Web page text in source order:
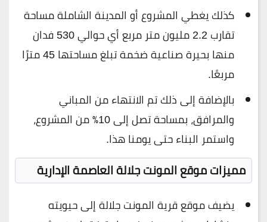
كذلك يغطي المشروع أو المدينة الشاملة مساحة
تقارب 2.2 مليون متر مربع أي حوالي 530 فدان
منها بحيرة صناعية ضخمة تبلغ مساحتها 45 مترًا
مربعًا.
بالإضافة إلى ذلك تم الانتهاء من المباني
والمرافق، بمساحة تصل إلى 10٪ من المشروع،
واستمر البناء حتى يومنا هذا.
مميزات موقع المونت جلالة العاصمة الإدارية
يضيف موقع قرية المونت جلالة إلى حيويته